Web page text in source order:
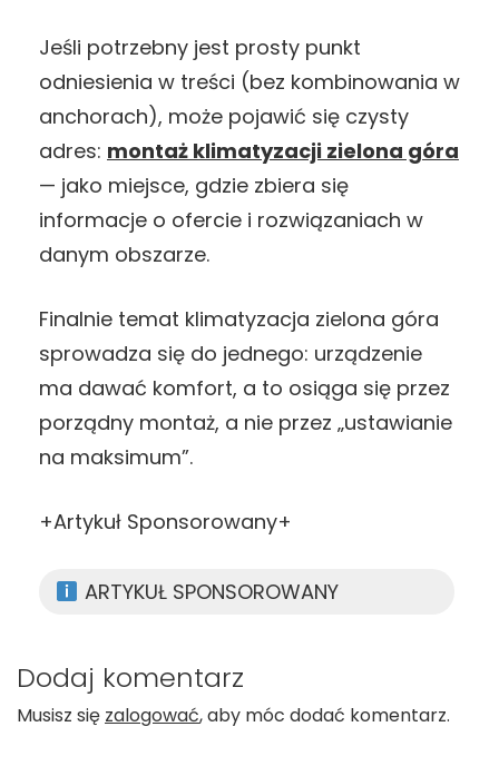
Jeśli potrzebny jest prosty punkt
odniesienia w treści (bez kombinowania w
anchorach), może pojawić się czysty
adres: montaż klimatyzacji zielona góra
— jako miejsce, gdzie zbiera się
informacje o ofercie i rozwiązaniach w
danym obszarze.
Finalnie temat klimatyzacja zielona góra
sprowadza się do jednego: urządzenie
ma dawać komfort, a to osiąga się przez
porządny montaż, a nie przez „ustawianie
na maksimum”.
+Artykuł Sponsorowany+
ARTYKUŁ SPONSOROWANY
Dodaj komentarz
Musisz się zalogować, aby móc dodać komentarz.